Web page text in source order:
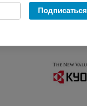
Подписаться